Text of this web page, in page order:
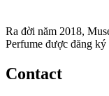
Ra đời năm 2018,
Perfume được đăng
Contact